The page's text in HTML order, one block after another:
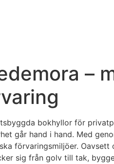
–
bokhyllor för
går hand i hand. Med
förvaringsmiljöer.
sig från golv till tak,